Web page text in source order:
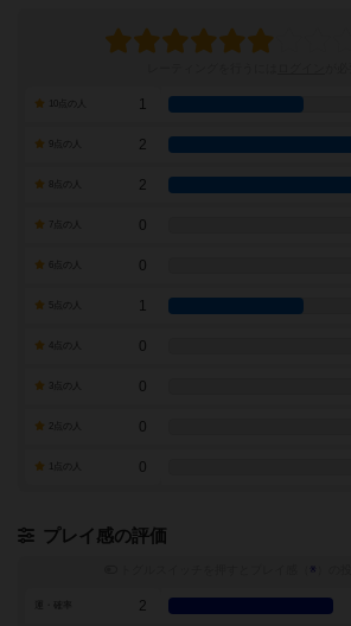
1
2
2
7点の人 0
0
1
0
0
0
0
プレイ感の評価
※
2